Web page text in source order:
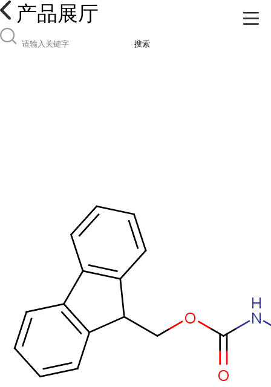
产品展厅
搜索